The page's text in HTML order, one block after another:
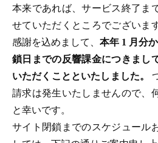
本来であれば、サービス終了ま
せていただくところでございま
感謝を込めまして、 本年 1 月分
鎖日までの反響課金につきまし
いただくことといたしました。
請求は発生いたしませんので、
と幸いです。
サイト閉鎖までのスケジュール